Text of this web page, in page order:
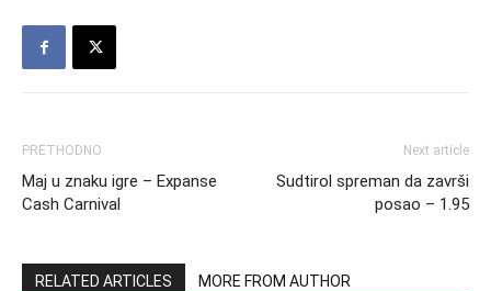
PRETHODNO
Maj u znaku igre – Expanse
Cash Carnival
Next article
Sudtirol spreman da završi
posao – 1.95
RELATED ARTICLES MORE FROM AUTHOR